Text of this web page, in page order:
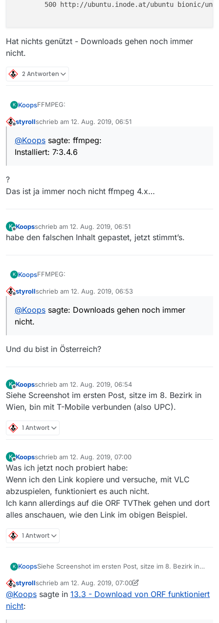
500 http://ubuntu.inode.at/ubuntu bionic/
Hat nichts genützt - Downloads gehen noch immer
nicht.
2 Antworten
K KoopsFFMPEG:
ffmpeg:
  Installationskandidat: 7:4.1.4-0york3~18.04
  Versionstabelle:
     7:3.4.6-0ubuntu0.18.04.1 500
500 http://ubuntu.inode.at/ubuntu
500 http://ubuntu.inode.at/ubuntu
Hat nichts genützt - Downloads gehen noch immer
nicht.
styrollschrieb am 12. Aug. 2019, 06:51
zuletzt editiert von
@Koops sagte: ffmpeg:
Installiert: 7:3.4.6
?
Das ist ja immer noch nicht ffmpeg 4.x…
K
Offline
Koopsschrieb am 12. Aug. 2019, 06:51
zuletzt editiert von
habe den falschen Inhalt gepastet, jetzt stimmt’s.
K KoopsFFMPEG:
ffmpeg:
  Installationskandidat: 7:4.1.4-0york3~18.04
        100 /var/lib/dpkg/status
     7:3.4.2-2 500
500 http://ubuntu.inode.at/ubuntu
Hat nichts genützt - Downloads gehen noch immer
styrollschrieb am 12. Aug. 2019, 06:53
zuletzt editiert von
@Koops sagte: Downloads gehen noch immer
nicht.
Und du bist in Österreich?
K
Offline
Koopsschrieb am 12. Aug. 2019, 06:54
zuletzt editiert von
Siehe Screenshot im ersten Post, sitze im 8. Bezirk in
Wien, bin mit T-Mobile verbunden (also UPC).
1 Antwort
K
Offline
Koopsschrieb am 12. Aug. 2019, 07:00
zuletzt editiert von
Was ich jetzt noch probiert habe:
Wenn ich den Link kopiere und versuche, mit VLC
abzuspielen, funktioniert es auch nicht.
Ich kann allerdings auf die ORF TVThek gehen und dort
alles anschauen, wie den Link im obigen Beispiel.
1 Antwort
K KoopsSiehe Screenshot im ersten Post, sitze im 8. Bezirk in
Offline
styrollschrieb am 12. Aug. 2019, 07:00
zuletzt editiert von styroll 8. Dez. 2019, 13:28
@Koops sagte in 13.3 - Download von ORF funktioniert
nicht: